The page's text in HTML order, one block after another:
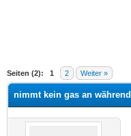
Seiten (2): 1 2 Weiter »
Durchschnitt
nimmt kein gas an